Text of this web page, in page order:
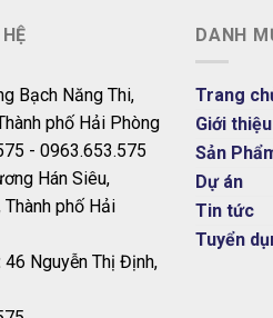
Bạch Năng Thi,
phố Hải Phòng
- 0963.653.575
Hán Siêu,
phố Hải
46 Nguyễn Thị Định,
DANH
Trang
Giới thiệu
Sản
Dự án
Tin tức
Tuyển